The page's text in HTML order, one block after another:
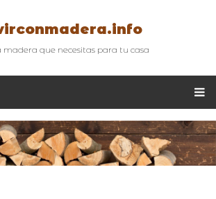
madera que necesitas para tu casa